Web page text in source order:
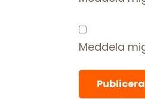
Meddela